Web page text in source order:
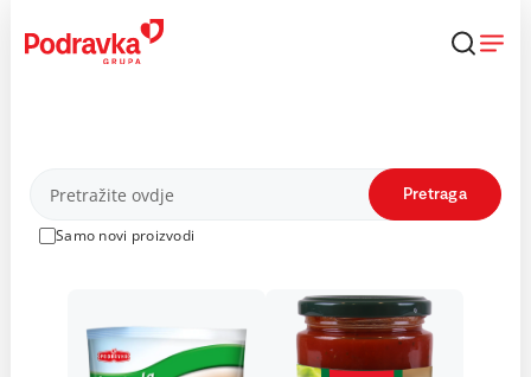
content
Proizvodi
Samo novi proizvodi
Pretraga